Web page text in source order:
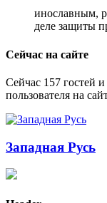
инославным,
деле защиты
Сейчас на сайте
Сейчас 157 гостей
пользователя на
Западная Русь